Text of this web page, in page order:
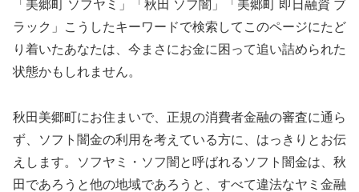
「美郷町 ソフヤミ」「秋田 ソフ闇」「美郷町 即日融資 ブ
ラック」こうしたキーワードで検索してこのページにたど
り着いたあなたは、今まさにお金に困って追い詰められた
状態かもしれません。
秋田美郷町にお住まいで、正規の消費者金融の審査に通ら
ず、ソフト闇金の利用を考えている方に、はっきりとお伝
えします。ソフヤミ・ソフ闇と呼ばれるソフト闇金は、秋
田であろうと他の地域であろうと、すべて違法なヤミ金融